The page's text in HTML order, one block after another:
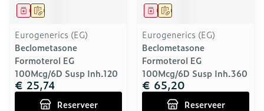
Op voorschrift
Geneesmiddel
Eurogenerics (EG)
Beclometasone
Formoterol EG
100Mcg/6D Susp Inh.120
€ 25,74
Reserveer
Op voorschrift
Geneesmiddel
Eurogenerics (EG)
Beclometasone
Formoterol EG
100Mcg/6D Susp Inh.360
€ 65,20
Reserveer